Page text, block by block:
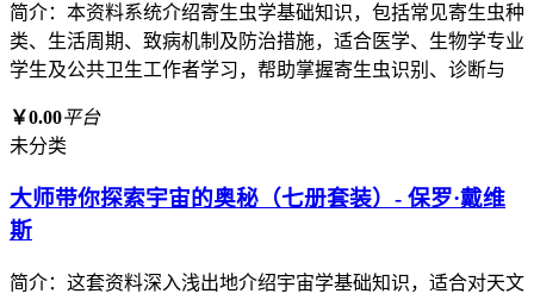
简介：本资料系统介绍寄生虫学基础知识，包括常见寄生虫种
类、生活周期、致病机制及防治措施，适合医学、生物学专业
学生及公共卫生工作者学习，帮助掌握寄生虫识别、诊断与
￥0.00平台
未分类
大师带你探索宇宙的奥秘（七册套装）- 保罗·戴维
斯
简介：这套资料深入浅出地介绍宇宙学基础知识，适合对天文